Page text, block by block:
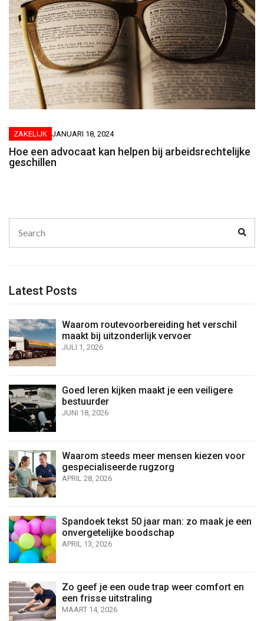
ZAKELIJK JANUARI 18, 2024
Hoe een advocaat kan helpen bij arbeidsrechtelijke
geschillen
for:
Latest Posts
Waarom routevoorbereiding het verschil
maakt bij uitzonderlijk vervoer
JULI 1, 2026
Goed leren kijken maakt je een veiligere
bestuurder
JUNI 18, 2026
Waarom steeds meer mensen kiezen voor
gespecialiseerde rugzorg
APRIL 28, 2026
Spandoek tekst 50 jaar man: zo maak je een
onvergetelijke boodschap
APRIL 13, 2026
Zo geef je een oude trap weer comfort en
een frisse uitstraling
MAART 14, 2026